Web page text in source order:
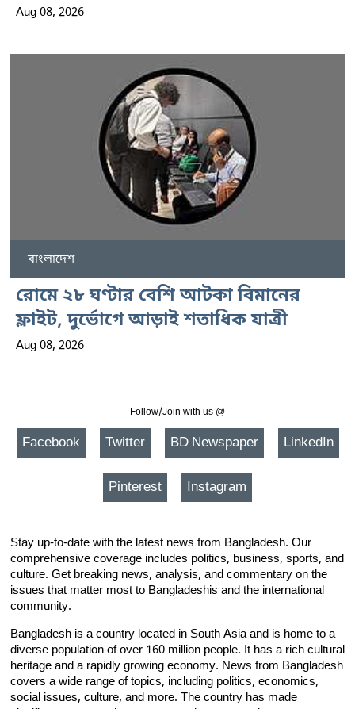
Aug 08, 2026
বাংলাদেশ
রোমে ২৮ ঘণ্টার বেশি আটকা বিমানের
ফ্লাইট, দুর্ভোগে আড়াই শতাধিক যাত্রী
Aug 08, 2026
Follow/Join with us @
Facebook Twitter BD Newspaper LinkedIn
Pinterest Instagram
Stay up-to-date with the latest news from Bangladesh. Our
comprehensive coverage includes politics, business, sports, and
culture. Get breaking news, analysis, and commentary on the
issues that matter most to Bangladeshis and the international
community.
Bangladesh is a country located in South Asia and is home to a
diverse population of over 160 million people. It has a rich cultural
heritage and a rapidly growing economy. News from Bangladesh
covers a wide range of topics, including politics, economics,
social issues, culture, and more. The country has made